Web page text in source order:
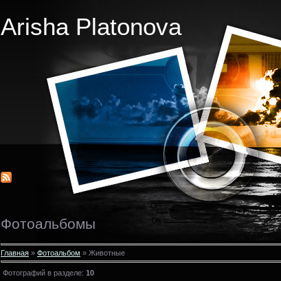
Arisha Platonova
Фотоальбомы
Главная » Фотоальбом » Животные
Фотографий в разделе: 10